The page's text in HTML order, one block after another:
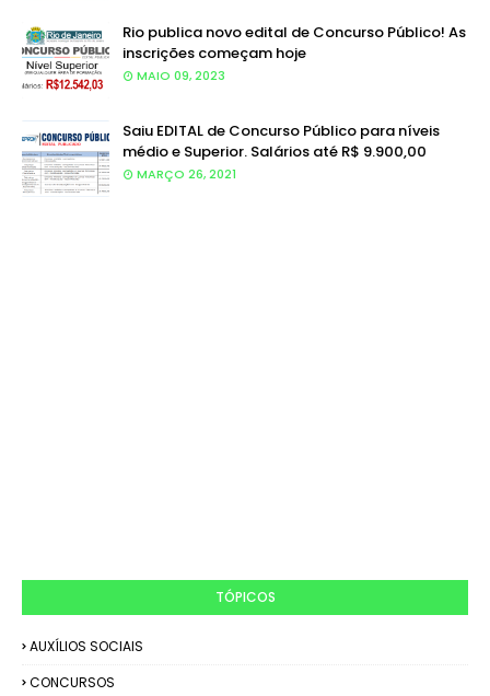
Rio publica novo edital de Concurso Público! As
inscrições começam hoje
MAIO 09, 2023
Saiu EDITAL de Concurso Público para níveis
médio e Superior. Salários até R$ 9.900,00
MARÇO 26, 2021
TÓPICOS
AUXÍLIOS SOCIAIS
CONCURSOS